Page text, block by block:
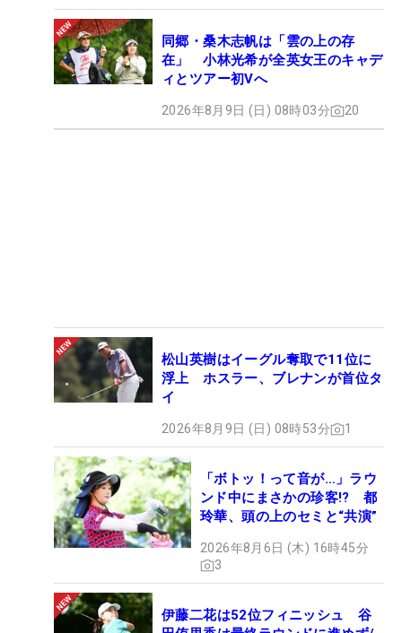
同郷・桑木志帆は「雲の上の存
在」 小林光希が全英女王のキャデ
ィとツアー初Vへ
2026年8月9日 (日) 08時03分 20
松山英樹はイーグル奪取で11位に
浮上 ホスラー、ブレナンが首位タ
イ
2026年8月9日 (日) 08時53分 1
「ボトッ！って音が…」ラウ
ンド中にまさかの珍客!? 都
玲華、頭の上のセミと“共演”
2026年8月6日 (木) 16時45分
3
伊藤二花は52位フィニッシュ 谷